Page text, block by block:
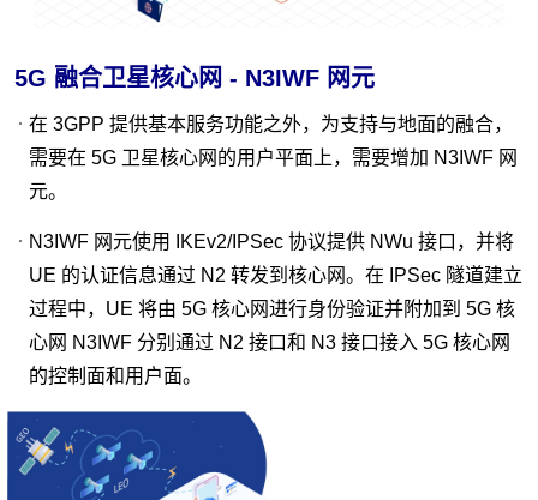
5G 融合卫星核心网 - N3IWF 网元
在 3GPP 提供基本服务功能之外，为支持与地面的融合，
需要在 5G 卫星核心网的用户平面上，需要增加 N3IWF 网
元。
N3IWF 网元使用 IKEv2/IPSec 协议提供 NWu 接口，并将
UE 的认证信息通过 N2 转发到核心网。在 IPSec 隧道建立
过程中，UE 将由 5G 核心网进行身份验证并附加到 5G 核
心网 N3IWF 分别通过 N2 接口和 N3 接口接入 5G 核心网
的控制面和用户面。
NSSF
力，我们推出了5G网络切片功能，提供更加完整的隔离、差
异化、高效和友好运营的网络能力。
网络切片选择功能（NSSF），是SDN/NFV技术应用于5G网
网络切片实例集，将一个物理网络切分为多个逻辑网络实现
一网多用，为用户提供个性化的网络服务。
查看更多